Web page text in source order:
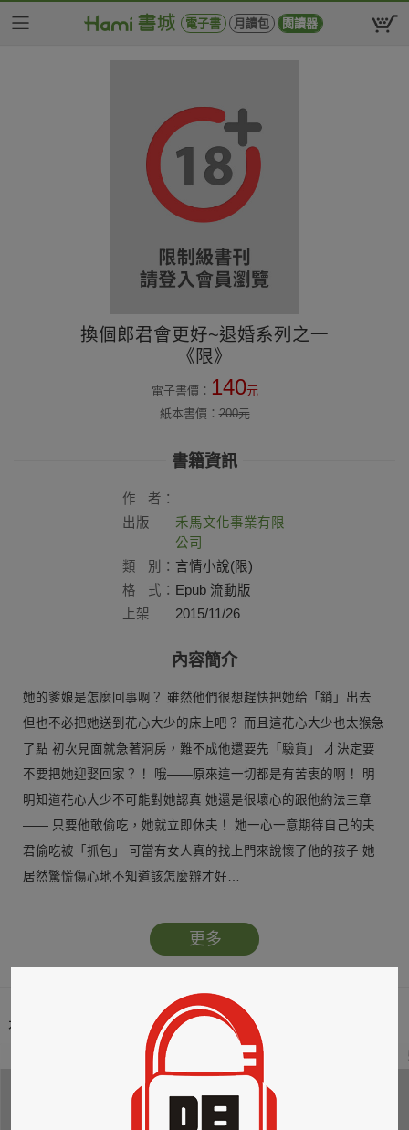
電子書 月讀包 閱讀器
換個郎君會更好~退婚系列之一
《限》
電子書價： 140元
紙本書價：200元
書籍資訊
作
者：
出版
禾馬文化事業有限
公司
類
別： 言情小說(限)
格
式： Epub 流動版
上架
2015/11/26
內容簡介
她的爹娘是怎麼回事啊？ 雖然他們很想趕快把她給「銷」出去
但也不必把她送到花心大少的床上吧？ 而且這花心大少也太猴急
了點 初次見面就急著洞房，難不成他還要先「驗貨」 才決定要
不要把她迎娶回家？！ 哦——原來這一切都是有苦衷的啊！ 明
明知道花心大少不可能對她認真 她還是很壞心的跟他約法三章
—— 只要他敢偷吃，她就立即休夫！ 她一心一意期待自己的夫
君偷吃被「抓包」 可當有女人真的找上門來說懷了他的孩子 她
居然驚慌傷心地不知道該怎麼辦才好…
更多
本類暢銷榜
3